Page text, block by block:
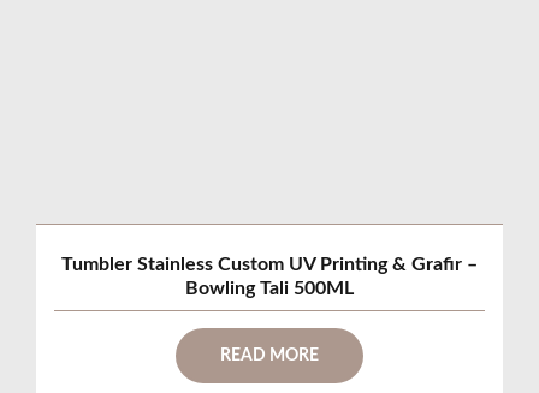
Tumbler Stainless Custom UV Printing & Grafir –
Bowling Tali 500ML
READ MORE